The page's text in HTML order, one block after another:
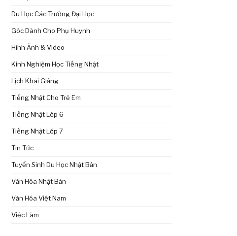
Du Học Các Trường Đại Học
Góc Dành Cho Phụ Huynh
Hình Ảnh & Video
Kinh Nghiệm Học Tiếng Nhật
Lịch Khai Giảng
Tiếng Nhật Cho Trẻ Em
Tiếng Nhật Lớp 6
Tiếng Nhật Lớp 7
Tin Tức
Tuyển Sinh Du Học Nhật Bản
Văn Hóa Nhật Bản
Văn Hóa Việt Nam
Việc Làm